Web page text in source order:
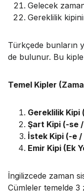
Gelecek
Gereklilik
Türkçede bunların
de bulunur. Bu
Temel Kipler
Gereklilik Kipi
Şart Kipi (-se
İstek Kipi (-e /
Emir Kipi (Ek
İngilizcede zaman
Cümleler temelde